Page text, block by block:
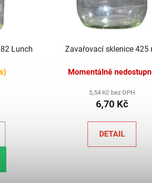
Lunch Zavařovací sklenice 425
Momentálně
5,54 Kč bez DPH
6,70 Kč
DETAIL